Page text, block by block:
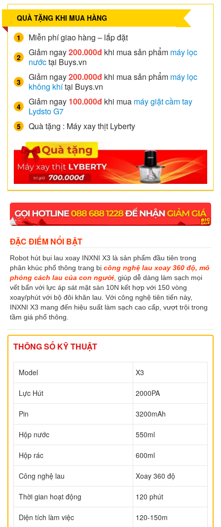
QUÀ TẶNG KHI MUA HÀNG
Miễn phí giao hàng – lắp đặt
Giảm ngay200.000đ khi mua sản phẩm máy lọc
nướctại Buys.vn
Giảm ngay200.000đ khi mua sản phẩm máy lọc
không khítại Buys.vn
Giảm ngay 100.000đ khi mua máy giặt cầm tay
Lydsto G7
Quà tặng : Máy xay thịt Lyberty
ĐẶC ĐIỂM NỔI BẬT
Robot hút bụi lau xoay INXNI X3 là sản phẩm đầu tiên trong
phân khúc phổ thông trang bị công nghệ lau xoay 360 độ, mô
phỏng cách lau của con người, giúp dễ dàng làm sạch mọi
vết bẩn với lực áp sát mặt sàn 10N kết hợp với 150 vòng
xoay/phút với bộ đôi khăn lau. Với công nghệ tiên tiến này,
INXNI X3 mang đến hiệu suất làm sạch cao cấp, vượt trội trong
tầm giá phổ thông.
THÔNG SỐ KỸ THUẬT
Model X3
Lực Hút 2000PA
Pin 3200mAh
Hộp nước 550ml
Hộp rác 600ml
Công nghệ lau Xoay 360 độ
Thời gian hoạt động 120 phút
Diện tích làm việc 120-150m